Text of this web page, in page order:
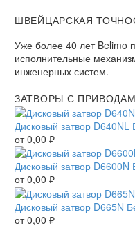
ШВЕЙЦАРСКАЯ
Уже более 40 лет Belimo
исполнительные
инженерных систем.
ЗАТВОРЫ С
Дисковый затвор
от0,00 ₽
Дисковый затвор
от0,00 ₽
Дисковый затвор D665N
от0,00 ₽